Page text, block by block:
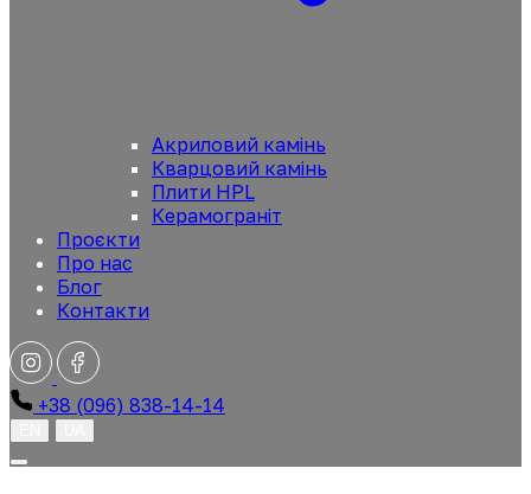
Акриловий камінь
Кварцовий камінь
Плити HPL
Керамограніт
Проєкти
Про нас
Блог
Контакти
+38 (096) 838-14-14